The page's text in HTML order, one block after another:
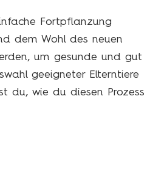
Fortpflanzung
dem Wohl des neuen
um gesunde und gut
geeigneter Elterntiere
du, wie du diesen Prozess